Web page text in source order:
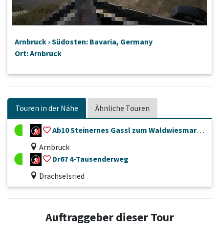
Arnbruck › Südosten: Bavaria, Germany
Ort: Arnbruck
Touren in der Nähe Ähnliche Touren
Ab10 Steinernes Gassl zum Waldwiesmarterl (Ziel)
Arnbruck
Dr67 4-Tausenderweg
Drachselsried
Auftraggeber dieser Tour